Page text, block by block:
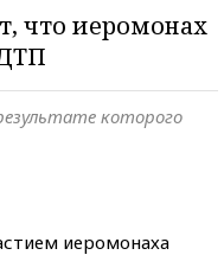
что иеромонах
которого
иеромонаха